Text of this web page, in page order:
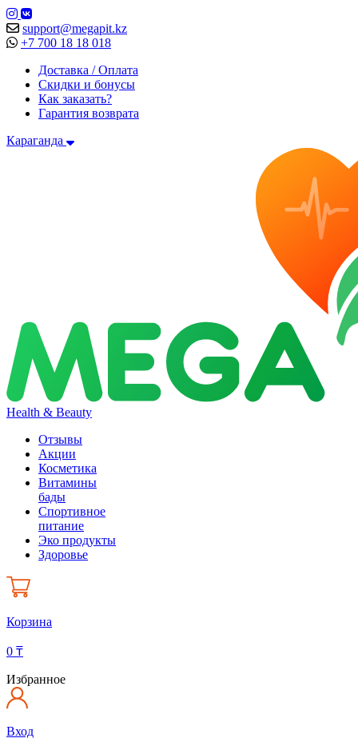
support@megapit.kz
+7 700 18 18 018
Доставка / Оплата
Скидки и бонусы
Как заказать?
Гарантия возврата
Караганда
Health & Beauty
Отзывы
Акции
Косметика
Витамины
бады
Спортивное
питание
Эко продукты
Здоровье
Корзина
0 ₸
Избранное
Вход